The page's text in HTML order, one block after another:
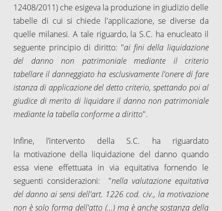
12408/2011) che esigeva la produzione in giudizio delle
tabelle di cui si chiede l'applicazione, se diverse da
quelle milanesi. A tale riguardo, la S.C. ha enucleato il
seguente principio di diritto: "ai fini della liquidazione
del danno non patrimoniale mediante il criterio
tabellare il danneggiato ha esclusivamente l'onere di fare
istanza di applicazione del detto criterio, spettando poi al
giudice di merito di liquidare il danno non patrimoniale
mediante la tabella conforme a diritto".
Infine, l’intervento della S.C. ha riguardato
la motivazione della liquidazione del danno quando
essa viene effettuata in via equitativa fornendo le
seguenti considerazioni: "nella valutazione equitativa
del danno ai sensi dell'art. 1226 cod. civ., la motivazione
non è solo forma dell'atto (…) ma è anche sostanza della